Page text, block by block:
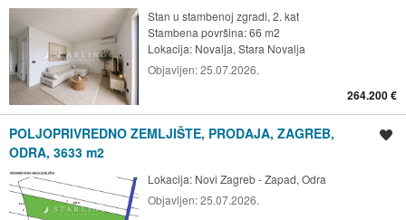
Stan u stambenoj zgradi, 2. kat
Stambena površina: 66 m2
Lokacija: Novalja, Stara Novalja
Objavljen:25.07.2026.
264.200 €
POLJOPRIVREDNO ZEMLJIŠTE, PRODAJA, ZAGREB,
ODRA, 3633 m2
Lokacija: Novi Zagreb - Zapad, Odra
Objavljen:25.07.2026.